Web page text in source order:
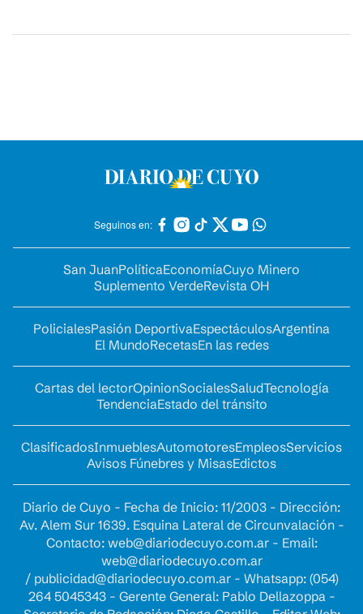
Seguinos en:
San JuanPolíticaEconomíaCuyo Minero
Suplemento VerdeRevista OH
PolicialesPasión DeportivaEspectáculosArgentina
El MundoRecetasEn las redes
Cartas del lectorOpinionSocialesSaludTecnología
TendenciaEstado del tránsito
ClasificadosInmueblesAutomotoresEmpleosServicios
Avisos Fúnebres y MisasEdictos
Diario de Cuyo - Fecha de Inicio: 11/2003 - Dirección:
Av. Alem Sur 1639. Esquina Lateral de Circunvalación -
Contacto: web@diariodecuyo.com.ar- Email:
web@diariodecuyo.com.ar
/ publicidad@diariodecuyo.com.ar- Whatsapp: (054)
264 5045343 - Gerente General: Pablo Dellazoppa -